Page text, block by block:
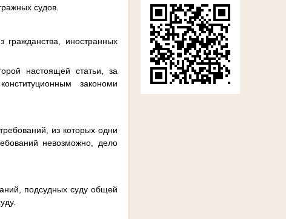
судов.
иностранных
настоящей статьи, за
закономи
из которых одни
невозможно, дело
подсудных суду общей